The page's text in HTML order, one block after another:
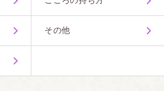
その他